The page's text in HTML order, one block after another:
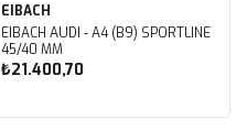
EIBACH
EIBACH AUDI - A4 (B9) SPORTLINE
45/40 MM
₺21.400,70